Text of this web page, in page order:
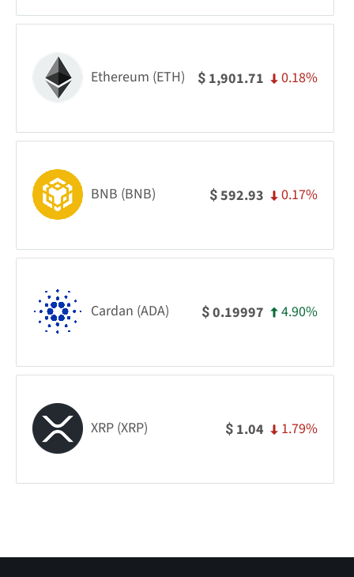
Ethereum (ETH) $ 1,901.71 0.18%
BNB (BNB) $592.93 0.17%
Cardan (ADA) $0.19997 4.90%
XRP (XRP) $ 1.04 1.79%